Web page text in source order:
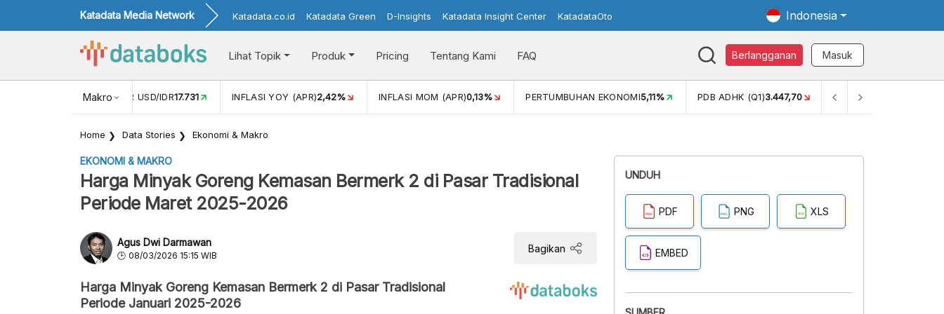
Katadata Media Network Katadata.co.id Katadata Green D-Insights Katadata Insight Center KatadataOto Indonesia
Lihat Topik Produk Pricing Tentang Kami FAQ Berlangganan Masuk
Makro
NILAI TUKAR USD/IDR17.731 INFLASI YOY (APR)2,42% INFLASI MOM (APR)0,13% PERTUMBUHAN EKONOMI5,11% PDB ADHK (Q1)3.447,70 GINI RASIO (SEM2)
Home Data Stories Ekonomi & Makro
EKONOMI & MAKRO
Harga Minyak Goreng Kemasan Bermerk 2 di Pasar Tradisional
Periode Maret 2025-2026
Agus Dwi Darmawan
08/03/2026 15:15 WIB
Bagikan
Harga Minyak Goreng Kemasan Bermerk 2 di Pasar Tradisional
Periode Januari 2025-2026
UNDUH
PDF PNG XLS
EMBED